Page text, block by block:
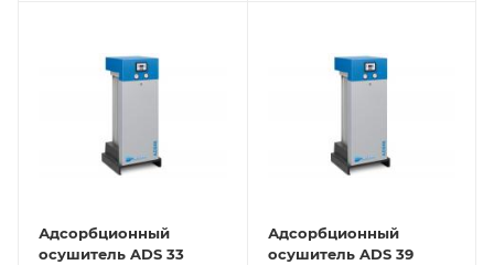
Адсорбционный
осушитель ADS 33
Адсорбционный
осушитель ADS 39